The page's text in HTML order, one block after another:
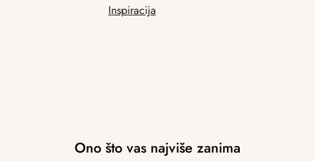
Inspiracija
Ono što vas najviše zanima